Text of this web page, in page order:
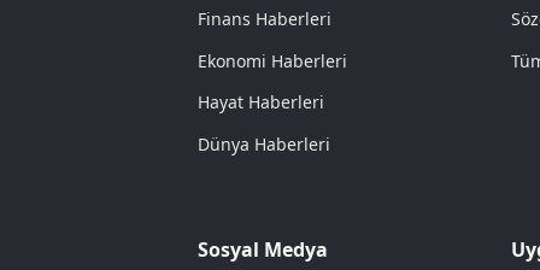
Finans Haberleri
Ekonomi Haberleri
Hayat Haberleri
Dünya Haberleri
Sosyal Medya